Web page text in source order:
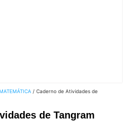
/ Caderno de Atividades de
de Tangram